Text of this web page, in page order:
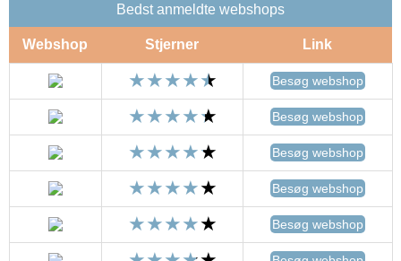
Bedst anmeldte webshops
Webshop Stjerner Link
Besøg webshop
Besøg webshop
Besøg webshop
Besøg webshop
Besøg webshop